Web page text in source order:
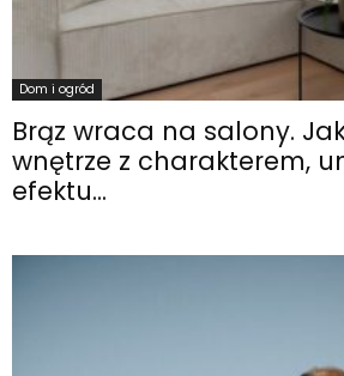
Dom i ogród
Brąz wraca na salony.
wnętrze z charakterem,
efektu...